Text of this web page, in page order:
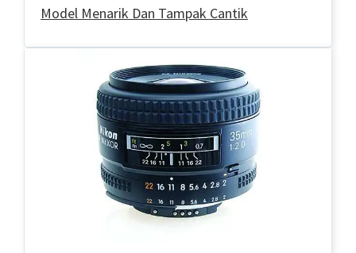
Model Menarik Dan Tampak Cantik